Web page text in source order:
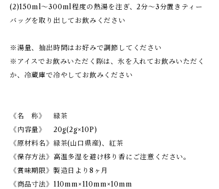
(2)150ml～300ml程度の熱湯を注ぎ、2分～3分置きティー
バッグを取り出してお飲みください
※湯量、抽出時間はお好みで調節してください
※アイスでお飲みいただく際は、氷を入れてお飲みいただく
か、冷蔵庫で冷やしてお飲みください
《名 称》 緑茶
《内容量》 20g(2g×10P)
《原材料名》緑茶(山口県産)、紅茶
《保存方法》高温多湿を避け移り香にご注意ください。
《賞味期限》製造日より8ヶ月
《商品寸法》110mm×110mm×10mm